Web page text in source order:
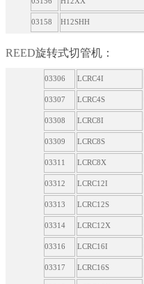
03158 H12SHH
REED旋转式切管机：
03306 LCRC4I
03307 LCRC4S
03308 LCRC8I
03309 LCRC8S
03311 LCRC8X
03312 LCRC12I
03313 LCRC12S
03314 LCRC12X
03316 LCRC16I
03317 LCRC16S